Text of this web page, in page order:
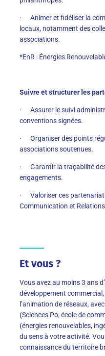
· Animer et fidéliser la
locaux, notamment des
associations.
*EnR : Énergies
Suivre et structurer les
· Assurer le suivi
conventions signées.
· Organiser des points
associations soutenues.
· Garantir la traçabilité
engagements.
· Valoriser ces
Communication et
Et vous ?
Vous avez au moins 3 ans
développement
l’animation de réseaux,
(Sciences Po, école de
(énergies renouvelables,
du sens à votre activité.
connaissance du territoire